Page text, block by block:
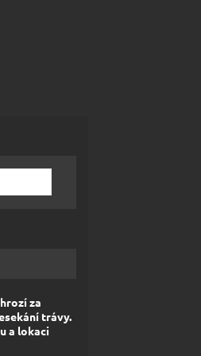
za
trávy.
a lokaci